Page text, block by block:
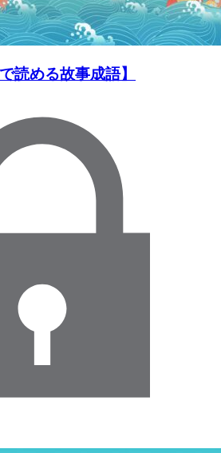
読める故事成語】